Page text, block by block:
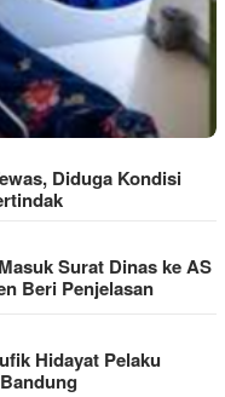
Diduga Kondisi
Surat Dinas ke AS
Beri Penjelasan
Hidayat Pelaku